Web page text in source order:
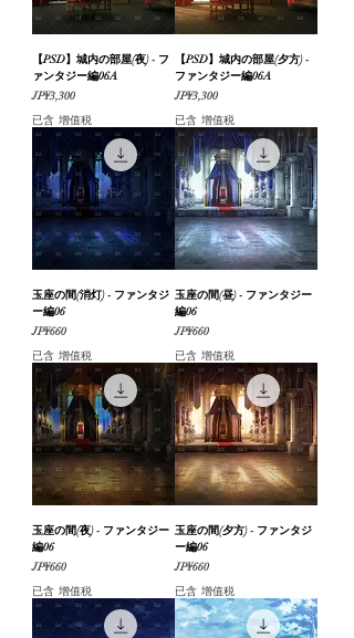
【PSD】城内の部屋(夜) - フ
ァンタジー編06A
價格
JP¥3,300
已含 增值税
【PSD】城内の部屋(夕方) -
ファンタジー編06A
價格
JP¥3,300
已含 增值税
玉座の間(消灯) - ファンタジ
ー編06
價格
JP¥660
已含 增值税
玉座の間(昼) - ファンタジー
編06
價格
JP¥660
已含 增值税
玉座の間(夜) - ファンタジー
編06
價格
JP¥660
已含 增值税
玉座の間(夕方) - ファンタジ
ー編06
價格
JP¥660
已含 增值税